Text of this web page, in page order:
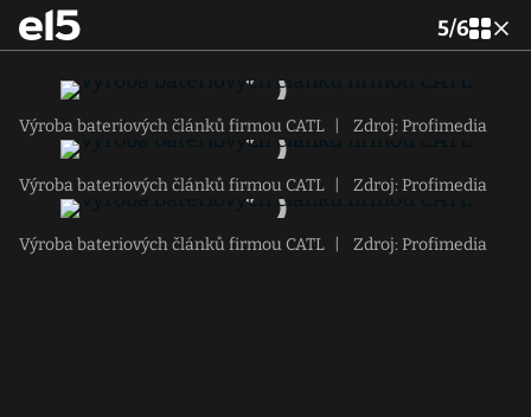
5/6
Výroba bateriových článků firmou CATL Zdroj: Profimedia
Výroba bateriových článků firmou CATL Zdroj: Profimedia
Výroba bateriových článků firmou CATL Zdroj: Profimedia